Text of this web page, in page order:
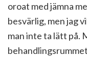
oroat med jämna
besvärlig, men jag
man inte ta lätt på.